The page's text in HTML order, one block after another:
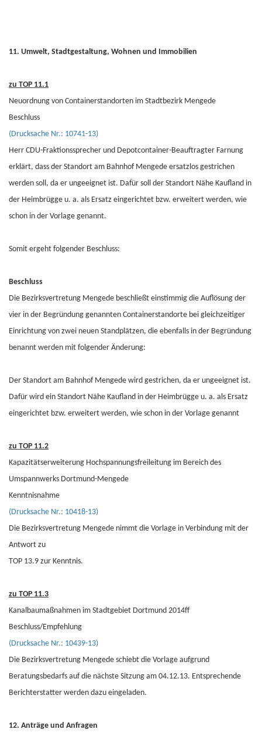
11. Umwelt, Stadtgestaltung, Wohnen und Immobilien
zu TOP 11.1
Neuordnung von Containerstandorten im Stadtbezirk Mengede
Beschluss
(Drucksache Nr.: 10741-13)
Herr CDU-Fraktionssprecher und Depotcontainer-Beauftragter Farnung
erklärt, dass der Standort am Bahnhof Mengede ersatzlos gestrichen
werden soll, da er ungeeignet ist. Dafür soll der Standort Nähe Kaufland in
der Heimbrügge u. a. als Ersatz eingerichtet bzw. erweitert werden, wie
schon in der Vorlage genannt.
Somit ergeht folgender Beschluss:
Beschluss
Die Bezirksvertretung Mengede beschließt einstimmig die Auflösung der
vier in der Begründung genannten Containerstandorte bei gleichzeitiger
Einrichtung von zwei neuen Standplätzen, die ebenfalls in der Begründung
benannt werden mit folgender Änderung:
Der Standort am Bahnhof Mengede wird gestrichen, da er ungeeignet ist.
Dafür wird ein Standort Nähe Kaufland in der Heimbrügge u. a. als Ersatz
eingerichtet bzw. erweitert werden, wie schon in der Vorlage genannt
zu TOP 11.2
Kapazitätserweiterung Hochspannungsfreileitung im Bereich des
Umspannwerks Dortmund-Mengede
Kenntnisnahme
(Drucksache Nr.: 10418-13)
Die Bezirksvertretung Mengede nimmt die Vorlage in Verbindung mit der
Antwort zu
TOP 13.9 zur Kenntnis.
zu TOP 11.3
Kanalbaumaßnahmen im Stadtgebiet Dortmund 2014ff
Beschluss/Empfehlung
(Drucksache Nr.: 10439-13)
Die Bezirksvertretung Mengede schiebt die Vorlage aufgrund
Beratungsbedarfs auf die nächste Sitzung am 04.12.13. Entsprechende
Berichterstatter werden dazu eingeladen.
12. Anträge und Anfragen